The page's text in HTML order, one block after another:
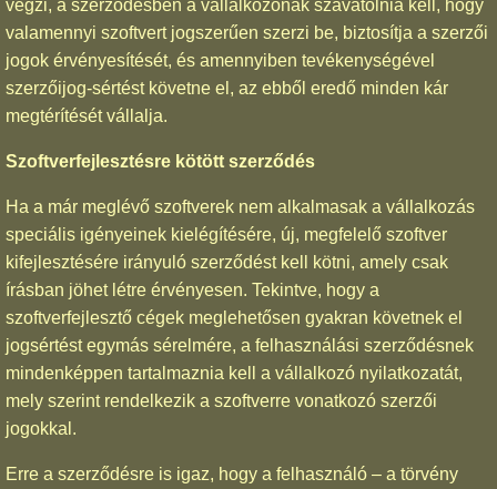
végzi, a szerződésben a vállalkozónak szavatolnia kell, hogy
valamennyi szoftvert jogszerűen szerzi be, biztosítja a szerzői
jogok érvényesítését, és amennyiben tevékenységével
szerzőijog-sértést követne el, az ebből eredő minden kár
megtérítését vállalja.
Szoftverfejlesztésre kötött szerződés
Ha a már meglévő szoftverek nem alkalmasak a vállalkozás
speciális igényeinek kielégítésére, új, megfelelő szoftver
kifejlesztésére irányuló szerződést kell kötni, amely csak
írásban jöhet létre érvényesen. Tekintve, hogy a
szoftverfejlesztő cégek meglehetősen gyakran követnek el
jogsértést egymás sérelmére, a felhasználási szerződésnek
mindenképpen tartalmaznia kell a vállalkozó nyilatkozatát,
mely szerint rendelkezik a szoftverre vonatkozó szerzői
jogokkal.
Erre a szerződésre is igaz, hogy a felhasználó – a törvény